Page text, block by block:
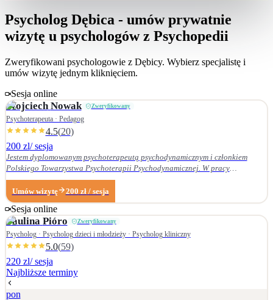
Psycholog Dębica - umów prywatnie
wizytę u psychologów z Psychopedii
Zweryfikowani psychologowie z Dębicy. Wybierz specjalistę i
umów wizytę jednym kliknięciem.
Sesja online
Wojciech Nowak Zweryfikowany
Psychoterapeuta · Pedagog
4.5(20)
200 zl/ sesja
Jestem dyplomowanym psychoterapeutą psychodynamicznym i członkiem
Polskiego Towarzystwa Psychoterapii Psychodynamicznej. W pracy
terapeutycznej wnikliwie słucham pacjenta i podążam za jego narracją. Moje
zainteresowania zawodowe obejmują przede wszystkim: • psychoterapię
zaburzeń osobowości, • zaburzenia nerwicowe i lękowe, • problematykę relacji
małżeńskich i rodzinnych. Nie zajmuję się terapią uzależnień. Ukończyłem
Wydział Nauk Pedagogicznych Dolnośląskiej Szkoły Wyższej we Wrocławiu —
w 2007 r. studia licencjackie (pedagogika rodzinna), a w 2009 r. magisterskie
(resocjalizacja). W 2016 r. ukończyłem czteroletnie szkolenie z psychoterapii
psychodynamicznej w Krakowskim Centrum Psychodynamicznym, a w styczniu
2020 r. uzyskałem dyplom psychoterapeuty psychodynamicznego. Od
ukończenia szkoły psychoterapii regularnie uczestniczę w konferencjach
Umów wizytę 200 zł / sesja
Sesja online
Paulina Pióro Zweryfikowany
Psycholog · Psycholog dzieci i młodzieży · Psycholog kliniczny
5.0(59)
220 zl/ sesja
Najbliższe terminy
pon